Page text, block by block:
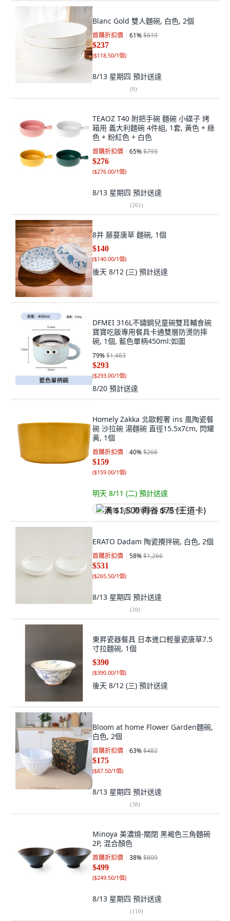
Blanc Gold 雙人麵碗, 白色, 2個
首購折扣價 61%$619
$237
($118.50/1個)
8/13 星期四 預計送達
(9)
TEAOZ T40 附把手碗 麵碗 小碟子 烤
箱用 義大利麵碗 4件組, 1套, 黃色 + 綠
色 + 粉紅色 + 白色
首購折扣價 65%$793
$276
($276.00/1個)
8/13 星期四 預計送達
(261)
8井 藤蔓唐草 麵碗, 1個
$140
($140.00/1個)
後天 8/12 (三) 預計送達
DFMEI 316L不鏽鋼兒童碗雙耳輔食碗
寶寶吃飯專用餐具卡通雙層防燙防摔
碗, 1個, 藍色單柄450ml:如圖
79%$1,463
$293
($293.00/1個)
8/20 預計送達
Homely Zakka 北歐輕奢 ins 風陶瓷餐
碗 沙拉碗 湯麵碗 直徑15.5x7cm, 閃耀
黃, 1個
首購折扣價 40%$266
$159
($159.00/1個)
明天 8/11 (二) 預計送達
满 $1,500 再省 $75 (王道卡)
ERATO Dadam 陶瓷攪拌碗, 白色, 2個
首購折扣價 58%$1,266
$531
($265.50/1個)
8/13 星期四 預計送達
(20)
東昇瓷器餐具 日本進口輕量瓷唐草7.5
寸拉麵碗, 1個
$390
($390.00/1個)
後天 8/12 (三) 預計送達
Bloom at home Flower Garden麵碗,
白色, 2個
首購折扣價 63%$482
$175
($87.50/1個)
8/13 星期四 預計送達
(38)
Minoya 美濃燒-關閉 黑褐色三角麵碗
2P, 混合顏色
首購折扣價 38%$809
$499
($249.50/1個)
8/13 星期四 預計送達
(110)